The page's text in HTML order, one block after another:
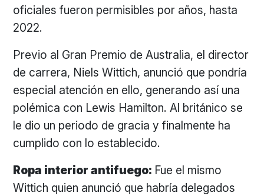
oficiales fueron permisibles por años, hasta
2022.
Previo al Gran Premio de Australia, el director
de carrera, Niels Wittich, anunció que pondría
especial atención en ello, generando así una
polémica con Lewis Hamilton. Al británico se
le dio un periodo de gracia y finalmente ha
cumplido con lo establecido.
Ropa interior antifuego: Fue el mismo
Wittich quien anunció que habría delegados